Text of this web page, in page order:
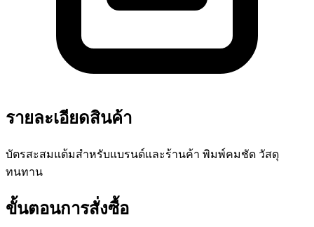
รายละเอียดสินค้า
บัตรสะสมแต้มสำหรับแบรนด์และร้านค้า พิมพ์คมชัด วัสดุ
ทนทาน
ขั้นตอนการสั่งซื้อ